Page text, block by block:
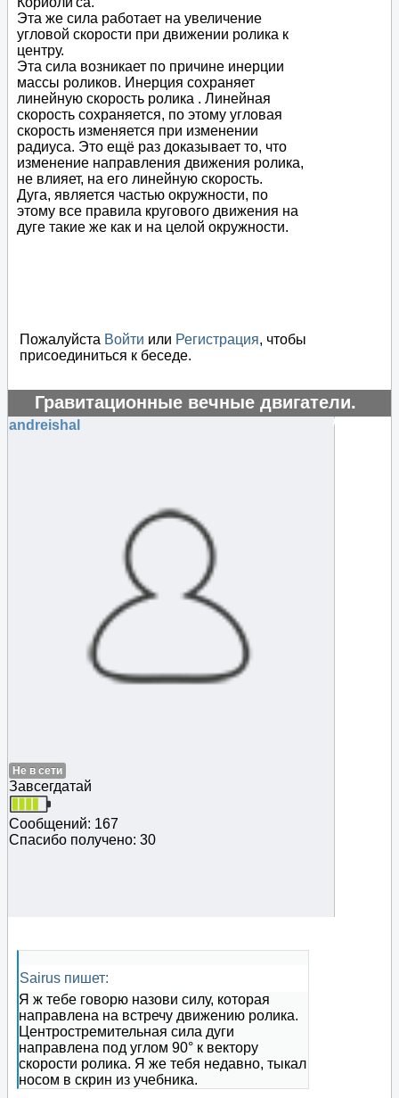
Эта же сила работает на увеличение
угловой скорости при движении ролика к
центру.
Эта сила возникает по причине инерции
массы роликов. Инерция сохраняет
линейную скорость ролика . Линейная
скорость сохраняется, по этому угловая
скорость изменяется при изменении
радиуса. Это ещё раз доказывает то, что
изменение направления движения ролика,
не влияет, на его линейную скорость.
Дуга, является частью окружности, по
этому все правила кругового движения на
дуге такие же как и на целой окружности.
Пожалуйста Войти или Регистрация, чтобы
присоединиться к беседе.
Гравитационные вечные двигатели.
#124414
andreishal
Не в сети
Завсегдатай
Сообщений: 167
Спасибо получено: 30
Sairus пишет:
Я ж тебе говорю назови силу, которая
направлена на встречу движению ролика.
Центростремительная сила дуги
направлена под углом 90° к вектору
скорости ролика. Я же тебя недавно, тыкал
носом в скрин из учебника.